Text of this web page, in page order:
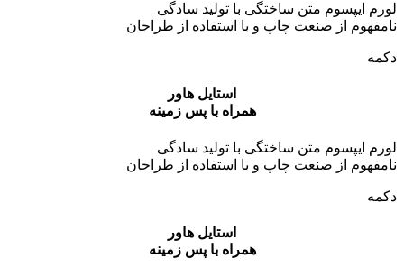
لورم ایپسوم متن ساختگی با تولید سادگی
نامفهوم از صنعت چاپ و با استفاده از طراحان
دکمه
استایل هاور
همراه با پس زمینه
لورم ایپسوم متن ساختگی با تولید سادگی
نامفهوم از صنعت چاپ و با استفاده از طراحان
دکمه
استایل هاور
همراه با پس زمینه